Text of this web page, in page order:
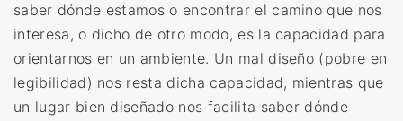
saber dónde estamos o encontrar el camino que nos
interesa, o dicho de otro modo, es la capacidad para
orientarnos en un ambiente. Un mal diseño (pobre en
legibilidad) nos resta dicha capacidad, mientras que
un lugar bien diseñado nos facilita saber dónde